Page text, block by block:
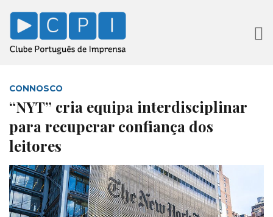
CONNOSCO
“NYT” cria equipa interdisciplinar
para recuperar confiança dos
leitores